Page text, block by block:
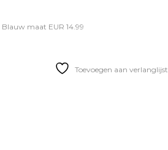
Blauw maat EUR 14.99
Toevoegen aan verlanglijst